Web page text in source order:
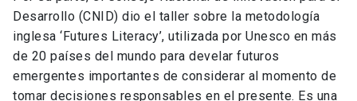
Por su parte, el Consejo Nacional de Innovación para el
Desarrollo (CNID) dio el taller sobre la metodología
inglesa ‘Futures Literacy’, utilizada por Unesco en más
de 20 países del mundo para develar futuros
emergentes importantes de considerar al momento de